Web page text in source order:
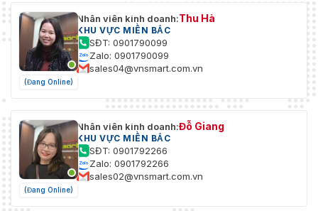
(Đang Online)
Nhân viên kinh doanh:Thu Hà
KHU VỰC MIỀN BẮC
SĐT: 0901790099
Zalo: 0901790099
sales04@vnsmart.com.vn
(Đang Online)
Nhân viên kinh doanh:Đỗ Giang
KHU VỰC MIỀN BẮC
SĐT: 0901792266
Zalo: 0901792266
sales02@vnsmart.com.vn